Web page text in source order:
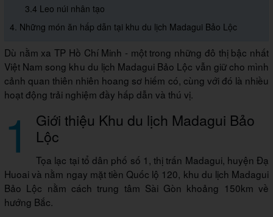
3.4 Leo núi nhân tạo
4. Những món ăn hấp dẫn tại khu du lịch Madagui Bảo Lộc
Dù nằm xa TP Hồ Chí Minh - một trong những đô thị bậc nhất
Việt Nam song khu du lịch Madagui Bảo Lộc vẫn giữ cho mình
cảnh quan thiên nhiên hoang sơ hiếm có, cùng với đó là nhiều
hoạt động trải nghiệm đầy hấp dẫn và thú vị.
1 Giới thiệu Khu du lịch Madagui Bảo
Lộc
Tọa lạc tại tổ dân phố số 1, thị trấn Madagui, huyện Đạ
Huoai và nằm ngay mặt tiền Quốc lộ 120, khu du lịch Madagui
Bảo Lộc nằm cách trung tâm Sài Gòn khoảng 150km về
hướng Bắc.